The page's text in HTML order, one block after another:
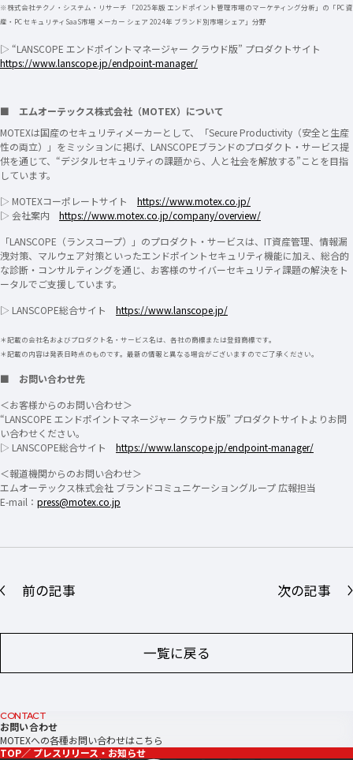
※株式会社テクノ・システム・リサーチ 「2025年版 エンドポイント管理市場のマーケティング分析」の「PC 資
産・PC セキュリティSaaS市場 メーカー シェア 2024年 ブランド別市場シェア」分野
▷ “LANSCOPE エンドポイントマネージャー クラウド版” プロダクトサイト
https://www.lanscope.jp/endpoint-manager/
■ エムオーテックス株式会社（MOTEX）について
MOTEXは国産のセキュリティメーカーとして、「Secure Productivity（安全と生産
性の両立）」をミッションに掲げ、LANSCOPEブランドのプロダクト・サービス提
供を通じて、“デジタルセキュリティの課題から、人と社会を解放する”ことを目指
しています。
▷ MOTEXコーポレートサイト https://www.motex.co.jp/
▷ 会社案内 https://www.motex.co.jp/company/overview/
「LANSCOPE（ランスコープ）」のプロダクト・サービスは、IT資産管理、情報漏
洩対策、マルウェア対策といったエンドポイントセキュリティ機能に加え、総合的
な診断・コンサルティングを通じ、お客様のサイバーセキュリティ課題の解決をト
ータルでご支援しています。
▷ LANSCOPE総合サイト https://www.lanscope.jp/
＊記載の会社名およびプロダクト名・サービス名は、各社の商標または登録商標です。
＊記載の内容は発表日時点のものです。最新の情報と異なる場合がございますのでご了承ください。
■ お問い合わせ先
＜お客様からのお問い合わせ＞
“LANSCOPE エンドポイントマネージャー クラウド版” プロダクトサイトよりお問
い合わせください。
▷ LANSCOPE総合サイト https://www.lanscope.jp/endpoint-manager/
＜報道機関からのお問い合わせ＞
エムオーテックス株式会社 ブランドコミュニケーショングループ 広報担当
E-mail： press@motex.co.jp
前の記事
一覧に戻る
次の記事
CONTACT
お問い合わせ
MOTEXへの各種お問い合わせはこちら
TOP
プレスリリース・お知らせ